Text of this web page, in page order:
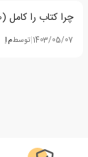
چرا کتاب را کامل (۱۲۸۰ صفحه) چاپ نمی‌کنید ؟
1403/05/07
|توسطم اِ